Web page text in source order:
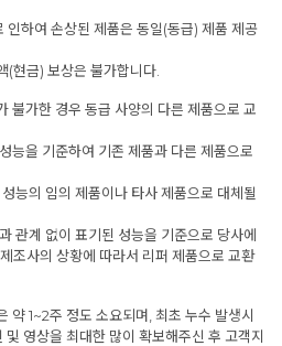
인하여 손상된 제품은 동일(동급) 제품 제공
(현금) 보상은 불가합니다.
불가한 경우 동급 사양의 다른 제품으로 교
능을 기준하여 기존 제품과 다른 제품으로
능의 임의 제품이나 타사 제품으로 대체될
관계 없이 표기된 성능을 기준으로 당사에
조사의 상황에 따라서 리퍼 제품으로 교환
약 1~2주 정도 소요되며, 최초 누수 발생시
영상을 최대한 많이 확보해주신 후 고객지